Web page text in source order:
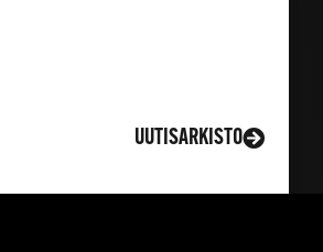
UUTISARKISTO